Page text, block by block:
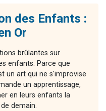
des Enfants :
Or
brûlantes sur
enfants. Parce que
un art qui ne s'improvise
un apprentissage,
en leurs enfants la
demain.